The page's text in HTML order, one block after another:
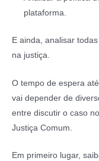
plataforma.
E ainda, analisar
na justiça.
O tempo de espera
vai depender de
entre discutir o caso
Justiça Comum.
Em primeiro lugar,